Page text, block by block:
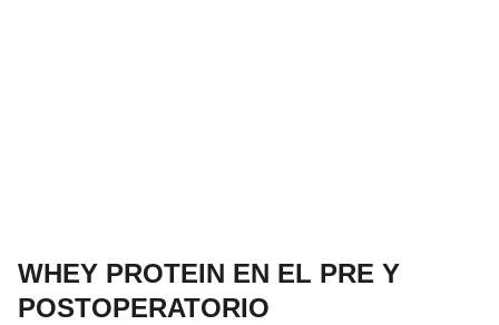
WHEY PROTEIN EN EL PRE Y
POSTOPERATORIO